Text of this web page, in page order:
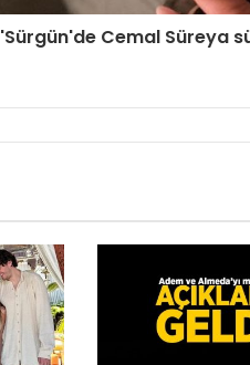
'Sürgün'de Cemal Süreya